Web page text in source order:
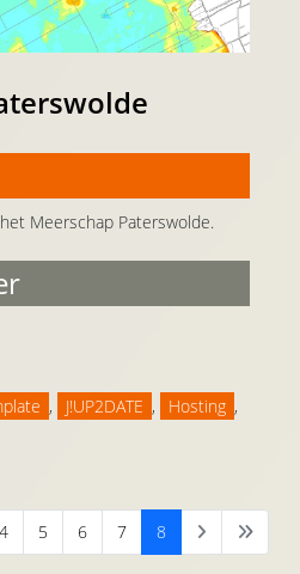
Meerschap Paterswolde.
, J!UP2DATE , Hosting ,
4 5 6 7 8